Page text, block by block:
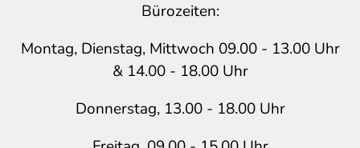
Bürozeiten:
Montag, Dienstag, Mittwoch 09.00 - 13.00 Uhr
& 14.00 - 18.00 Uhr
Donnerstag, 13.00 - 18.00 Uhr